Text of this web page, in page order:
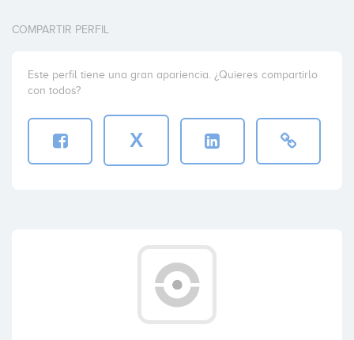
COMPARTIR PERFIL
Este perfil tiene una gran apariencia. ¿Quieres compartirlo
con todos?
X